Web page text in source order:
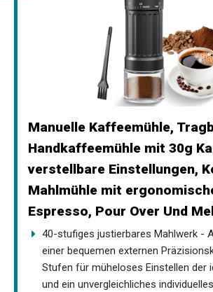
Manuelle Kaffeemühle,
Handkaffeemühle mit 30g
verstellbare Einstellungen,
Mahlmühle mit
Espresso, Pour Over Und
40-stufiges justierbares Mahlwerk -
einer bequemen externen
Stufen für müheloses Einstellen der
und ein unvergleichliches